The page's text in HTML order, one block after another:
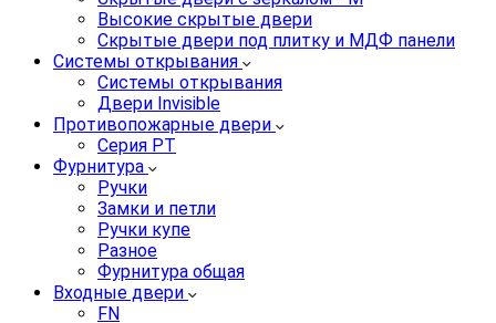
Высокие скрытые двери
Скрытые двери под плитку и МДФ панели
Системы открывания
Системы открывания
Двери Invisible
Противопожарные двери
Серия PT
Фурнитура
Ручки
Замки и петли
Ручки купе
Разное
Фурнитура общая
Входные двери
FN